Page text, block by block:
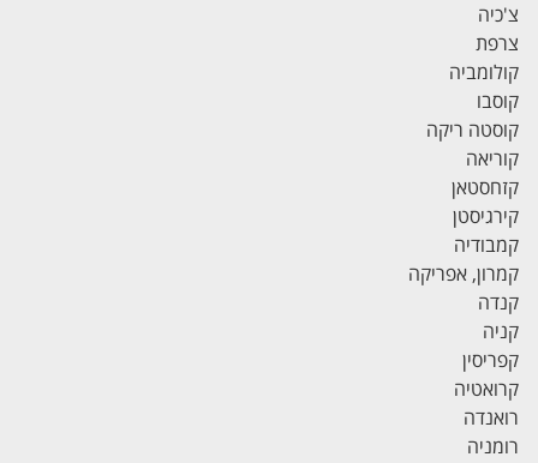
צ'כיה
צרפת
קולומביה
קוסבו
קוסטה ריקה
קוריאה
קזחסטאן
קירגיסטן
קמבודיה
קמרון, אפריקה
קנדה
קניה
קפריסין
קרואטיה
רואנדה
רומניה